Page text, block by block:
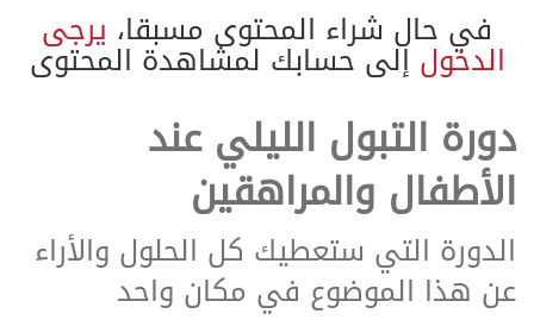
في حال شراء المحتوى مسبقا، يرجى
الدخولإلى حسابك لمشاهدة المحتوى
دورة التبول الليلي عند
الأطفال والمراهقين
الدورة التي ستعطيك كل الحلول والأراء
عن هذا الموضوع في مكان واحد